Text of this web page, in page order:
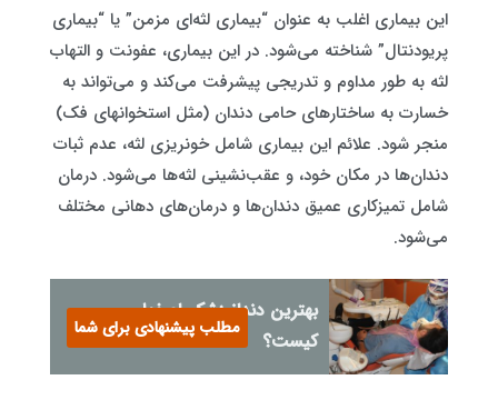
این بیماری اغلب به عنوان “بیماری لثه‌ای مزمن” یا “بیماری
پریودنتال” شناخته می‌شود. در این بیماری، عفونت و التهاب
لثه به طور مداوم و تدریجی پیشرفت می‌کند و می‌تواند به
خسارت به ساختارهای حامی دندان (مثل استخوانهای فک)
منجر شود. علائم این بیماری شامل خونریزی لثه، عدم ثبات
دندان‌ها در مکان خود، و عقب‌نشینی لثه‌ها می‌شود. درمان
شامل تمیزکاری عمیق دندان‌ها و درمان‌های دهانی مختلف
می‌شود.
بهترین دندانپزشک اصفهان
کیست؟
مطلب پیشنهادی برای شما